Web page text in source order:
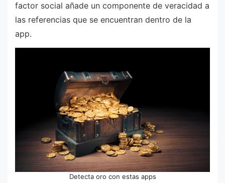
factor social añade un componente de veracidad a
las referencias que se encuentran dentro de la
app.
Detecta oro con estas apps